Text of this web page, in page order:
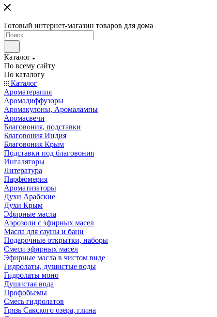
Готовый интернет-магазин товаров для дома
Каталог
По всему сайту
По каталогу
Каталог
Ароматерапия
Аромадиффузоры
Аромакулоны, Аромалампы
Аромасвечи
Благовония, подставки
Благовония Индия
Благовония Крым
Подставки под благовония
Ингаляторы
Литература
Парфюмерия
Ароматизаторы
Духи Арабские
Духи Крым
Эфирные масла
Аэрозоли с эфирных масел
Масла для сауны и бани
Подарочные открытки, наборы
Смеси эфирных масел
Эфирные масла в чистом виде
Гидролаты, душистые воды
Гидролаты моно
Душистая вода
Профобьемы
Смесь гидролатов
Грязь Сакского озера, глина